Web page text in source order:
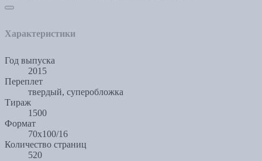
Характеристики
Год выпуска
2015
Переплет
твердый, суперобложка
Тираж
1500
Формат
70x100/16
Количество страниц
520